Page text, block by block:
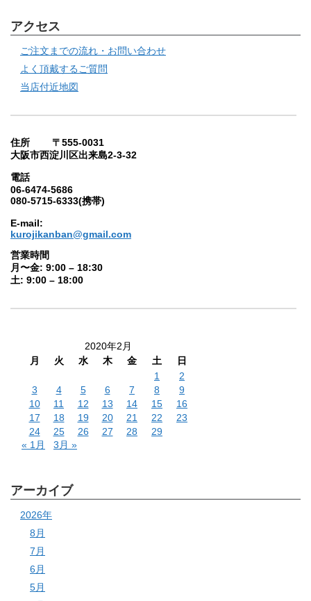
アクセス
ご注文までの流れ・お問い合わせ
よく頂戴するご質問
当店付近地図
住所 〒555-0031
大阪市西淀川区出来島2-3-32
電話
06-6474-5686
080-5715-6333(携帯)
E-mail:
kurojikanban@gmail.com
営業時間
月〜金: 9:00 – 18:30
土: 9:00 – 18:00
2020年2月
月
火 水 木 金 土
日
1
2
3
4 5 6 7 8
9
10
11 12 13 14 15
16
17
18 19 20 21 22
23
24
25 26 27 28
29
« 1月
3月 »
アーカイブ
2026年
8月
7月
6月
5月